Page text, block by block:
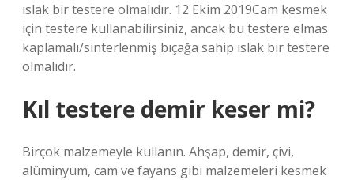
ıslak bir testere olmalıdır. 12 Ekim 2019Cam kesmek
için testere kullanabilirsiniz, ancak bu testere elmas
kaplamalı/sinterlenmiş bıçağa sahip ıslak bir testere
olmalıdır.
Kıl testere demir keser mi?
Birçok malzemeyle kullanın. Ahşap, demir, çivi,
alüminyum, cam ve fayans gibi malzemeleri kesmek